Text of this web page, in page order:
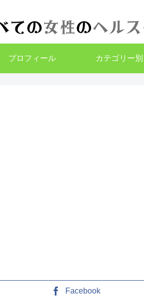
プロフィール カテゴリー別
Facebook